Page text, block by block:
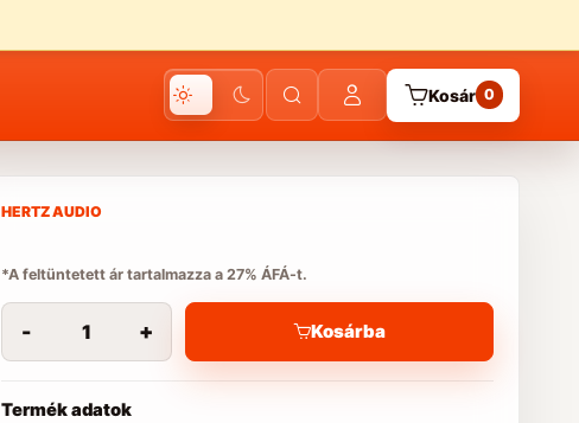
Kosár 0
HERTZ AUDIO
*A feltüntetett ár tartalmazza a 27% ÁFÁ-t.
- + Kosárba
Termék adatok